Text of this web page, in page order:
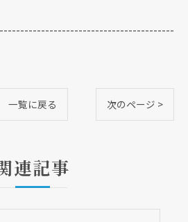
一覧に戻る 次のページ >
連記事